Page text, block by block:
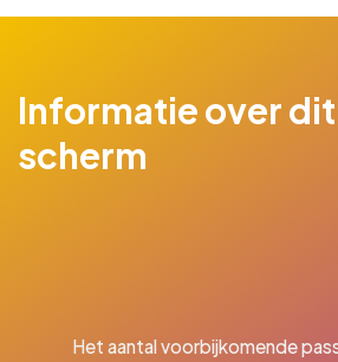
Informatie over dit
scherm
Het aantal voorbijkomende